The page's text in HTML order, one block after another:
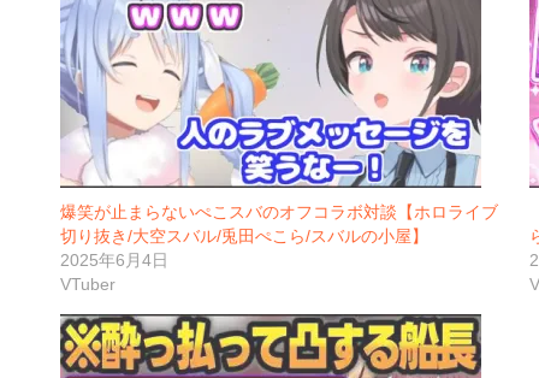
爆笑が止まらないぺこスバのオフコラボ対談【ホロライブ
切り抜き/大空スバル/兎田ぺこら/スバルの小屋】
2025年6月4日
VTuber